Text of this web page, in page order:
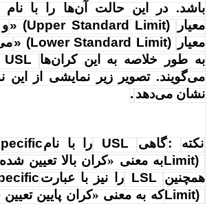
باشد. در این حالت آن‌ها را با نام
معیار
» (Upper Standard Limit)
معیار
» (Lower Standard Limit)
به طور خلاصه به این کران‌ها
USL
می‌گویند. تصویر زیر نمایشی از این
نشان می‌دهد .
نکته :گاهی USL را با نام
Limit)به معنی «کران بالا تعیین
همچنین
LSL را نیز با عبارت
Limit)که به معنی «کران پایین